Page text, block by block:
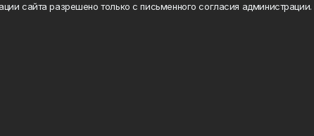
сайта разрешено только с письменного согласия администрации.